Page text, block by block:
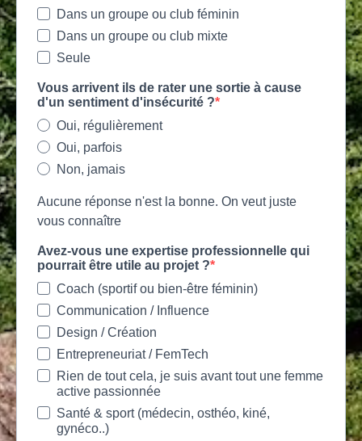
Dans un groupe ou club féminin
Dans un groupe ou club mixte
Seule
Vous arrivent ils de rater une sortie à cause
d'un sentiment d'insécurité ?
Oui, régulièrement
Oui, parfois
Non, jamais
Aucune réponse n'est la bonne. On veut juste
vous connaître
Avez-vous une expertise professionnelle qui
pourrait être utile au projet ?
Coach (sportif ou bien-être féminin)
Communication / Influence
Design / Création
Entrepreneuriat / FemTech
Rien de tout cela, je suis avant tout une femme
active passionnée
Santé & sport (médecin, osthéo, kiné,
gynéco..)